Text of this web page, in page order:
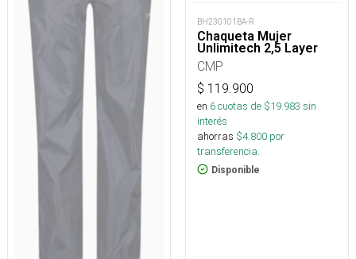
BH230101BA-R
Chaqueta Mujer
Unlimitech 2,5 Layer
CMP
$ 119.900
en 6cuotas de $19.983 sin
interés
ahorras $4.800 por
transferencia.
Disponible